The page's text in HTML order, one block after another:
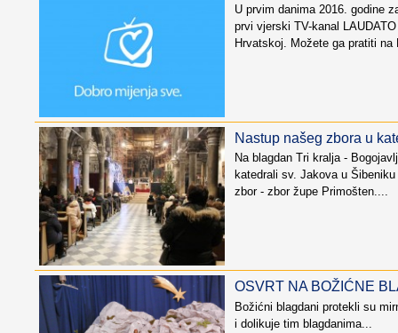
U prvim danima 2016. godine
prvi vjerski TV-kanal
Hrvatskoj. Možete ga pratiti na
Nastup našeg zbora u
Na blagdan Tri kralja -
katedrali sv. Jakova u
zbor - zbor župe Primošten....
OSVRT NA BOŽIĆNE
Božićni blagdani protekli su
i dolikuje tim blagdanima...